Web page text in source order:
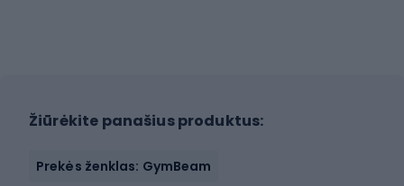
Žiūrėkite panašius produktus:
Prekės ženklas: GymBeam